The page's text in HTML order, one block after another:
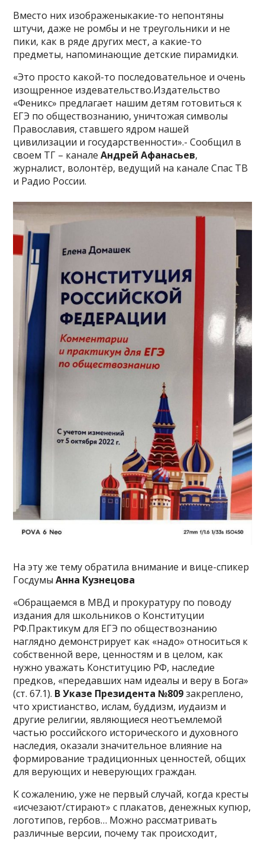
Вместо них изображеныкакие-то непонтяны
штучи, даже не ромбы и не треугольники и не
пики, как в ряде других мест, а какие-то
предметы, напоминающие детские пирамидки.
«Это просто какой-то последовательное и очень
изощренное издевательство.Издательство
«Феникс» предлагает нашим детям готовиться к
ЕГЭ по обществознанию, уничтожая символы
Православия, ставшего ядром нашей
цивилизации и государственности».- Сообщил в
своем ТГ – каналеАндрей Афанасьев,
журналист, волонтёр, ведущий на канале Спас ТВ
и Радио России.
На эту же тему обратила внимание и вице-спикер
ГосдумыАнна Кузнецова
«Обращаемся в МВД и прокуратуру по поводу
издания для школьников о Конституции
РФ.Практикум для ЕГЭ по обществознанию
наглядно демонстрирует как «надо» относиться к
собственной вере, ценностям и в целом, как
нужно уважать Конституцию РФ, наследие
предков, «передавших нам идеалы и веру в Бога»
(ст. 67.1). В Указе Президента №809закреплено,
что христианство, ислам, буддизм, иудаизм и
другие религии, являющиеся неотъемлемой
частью российского исторического и духовного
наследия, оказали значительное влияние на
формирование традиционных ценностей, общих
для верующих и неверующих граждан.
К сожалению, уже не первый случай, когда кресты
«исчезают/стирают» с плакатов, денежных купюр,
логотипов, гербов… Можно рассматривать
различные версии, почему так происходит,